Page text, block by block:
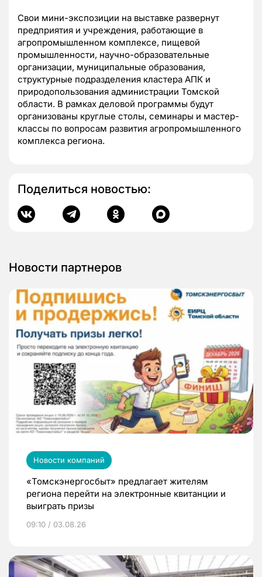
Свои мини-экспозиции на выставке развернут
предприятия и учреждения, работающие в
агропромышленном комплексе, пищевой
промышленности, научно-образовательные
организации, муниципальные образования,
структурные подразделения кластера АПК и
природопользования администрации Томской
области. В рамках деловой программы будут
организованы круглые столы, семинары и мастер-
классы по вопросам развития агропромышленного
комплекса региона.
Поделиться новостью:
Новости партнеров
Новости компаний
«Томскэнергосбыт» предлагает жителям
региона перейти на электронные квитанции и
выиграть призы
09:10 / 03.08.26